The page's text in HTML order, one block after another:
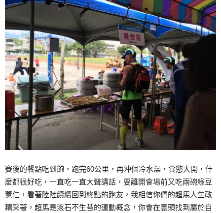
賽後的餐點吃到飽，跑完60公里，再沖個冷水澡，食慾大開，什
麼都很好吃，一直吃一直大聲講話，要離開會場前又吃兩碗綠豆
薏仁，看著陸陸續續回到終點的跑友，我相信你們的超馬人生政
精采著，超馬是滾石不生苔的運動概念，你會在裏頭找到屬於自